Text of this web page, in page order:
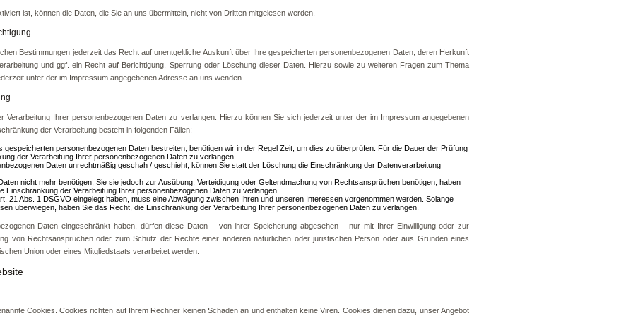
ist, können die Daten, die Sie an uns übermitteln, nicht von Dritten mitgelesen werden.
Bestimmungen jederzeit das Recht auf unentgeltliche Auskunft über Ihre gespeicherten personenbezogenen Daten, deren Herkunft
und ggf. ein Recht auf Berichtigung, Sperrung oder Löschung dieser Daten. Hierzu sowie zu weiteren Fragen zum Thema
unter der im Impressum angegebenen Adresse an uns wenden.
Verarbeitung Ihrer personenbezogenen Daten zu verlangen. Hierzu können Sie sich jederzeit unter der im Impressum angegebenen
der Verarbeitung besteht in folgenden Fällen:
gespeicherten personenbezogenen Daten bestreiten, benötigen wir in der Regel Zeit, um dies zu überprüfen. Für die Dauer der Prüfung
der Verarbeitung Ihrer personenbezogenen Daten zu verlangen.
Daten unrechtmäßig geschah / geschieht, können Sie statt der Löschung die Einschränkung der Datenverarbeitung
nicht mehr benötigen, Sie sie jedoch zur Ausübung, Verteidigung oder Geltendmachung von Rechtsansprüchen benötigen, haben
Einschränkung der Verarbeitung Ihrer personenbezogenen Daten zu verlangen.
21 Abs. 1 DSGVO eingelegt haben, muss eine Abwägung zwischen Ihren und unseren Interessen vorgenommen werden. Solange
überwiegen, haben Sie das Recht, die Einschränkung der Verarbeitung Ihrer personenbezogenen Daten zu verlangen.
Daten eingeschränkt haben, dürfen diese Daten – von ihrer Speicherung abgesehen – nur mit Ihrer Einwilligung oder zur
von Rechtsansprüchen oder zum Schutz der Rechte einer anderen natürlichen oder juristischen Person oder aus Gründen eines
Union oder eines Mitgliedstaats verarbeitet werden.
Cookies. Cookies richten auf Ihrem Rechner keinen Schaden an und enthalten keine Viren. Cookies dienen dazu, unser Angebot